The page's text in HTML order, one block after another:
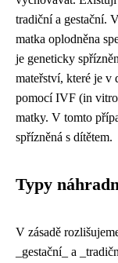
tradiční a gestační.
matka oplodněna
je geneticky
mateřství, které je v
pomocí IVF (in
matky. V tomto
spřízněná s dítětem.
Typy
V zásadě
_gestační_ a